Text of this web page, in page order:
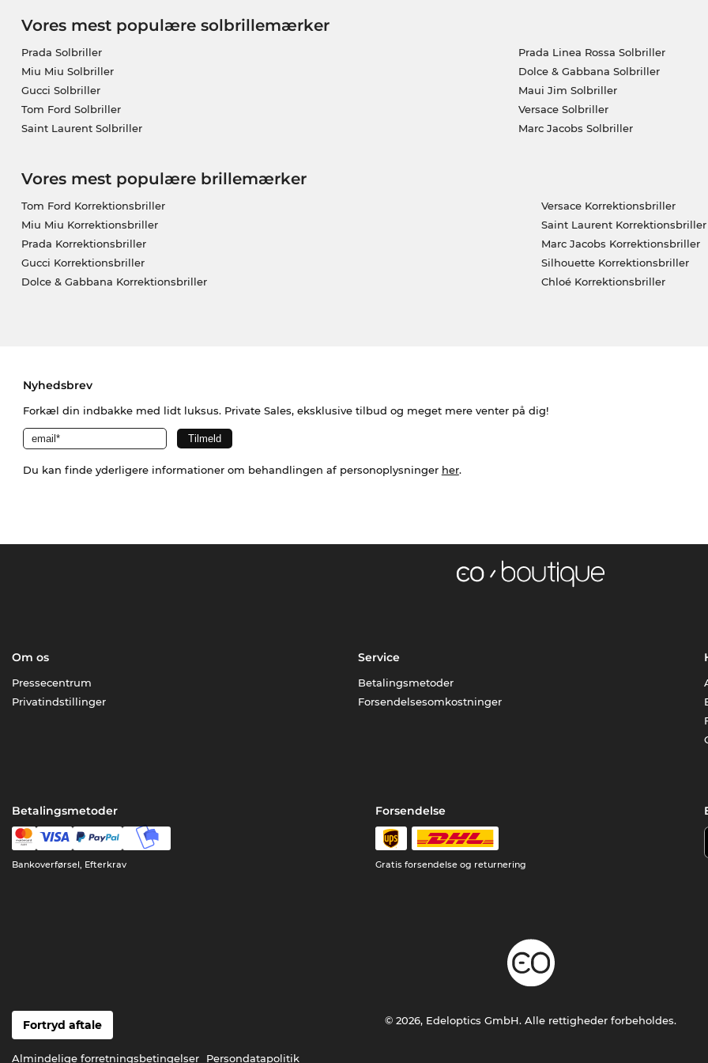
Vores mest populære solbrillemærker
Prada Solbriller
Miu Miu Solbriller
Gucci Solbriller
Tom Ford Solbriller
Saint Laurent Solbriller
Prada Linea Rossa Solbriller
Dolce & Gabbana Solbriller
Maui Jim Solbriller
Versace Solbriller
Marc Jacobs Solbriller
Vores mest populære brillemærker
Tom Ford Korrektionsbriller
Miu Miu Korrektionsbriller
Prada Korrektionsbriller
Gucci Korrektionsbriller
Dolce & Gabbana Korrektionsbriller
Versace Korrektionsbriller
Saint Laurent Korrektionsbriller
Marc Jacobs Korrektionsbriller
Silhouette Korrektionsbriller
Chloé Korrektionsbriller
Nyhedsbrev
Forkæl din indbakke med lidt luksus. Private Sales, eksklusive tilbud og meget mere venter på dig!
Du kan finde yderligere informationer om behandlingen af personoplysninger her.
Om os
Pressecentrum
Privatindstillinger
Service
Betalingsmetoder
Forsendelsesomkostninger
Betalingsmetoder
Bankoverførsel, Efterkrav
Forsendelse
Gratis forsendelse og returnering
Fortryd aftale
Almindelige forretningsbetingelser Persondatapolitik
© 2026, Edeloptics GmbH. Alle rettigheder forbeholdes.